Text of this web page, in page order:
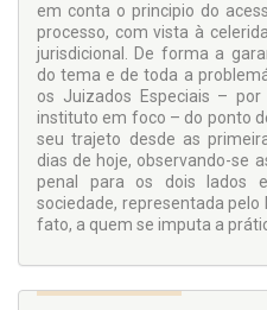
em conta o principio do
processo, com vista à
jurisdicional. De forma a
do tema e de toda a
os Juizados Especiais –
instituto em foco – do ponto
seu trajeto desde as
dias de hoje, observando-se
penal para os dois lados
sociedade, representada pelo
fato, a quem se imputa a